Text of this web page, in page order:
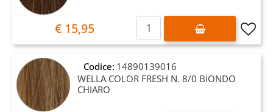
€ 15,95 Quantità
Codice: 14890139016
WELLA COLOR FRESH N. 8/0 BIONDO
CHIARO